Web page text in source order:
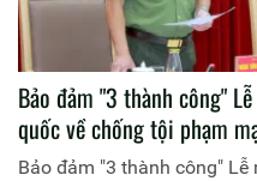
Bảo đảm "3 thành công"
quốc về chống tội phạm
Bảo đảm "3 thành công"